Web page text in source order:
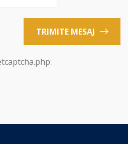
TRIMITE MESAJ